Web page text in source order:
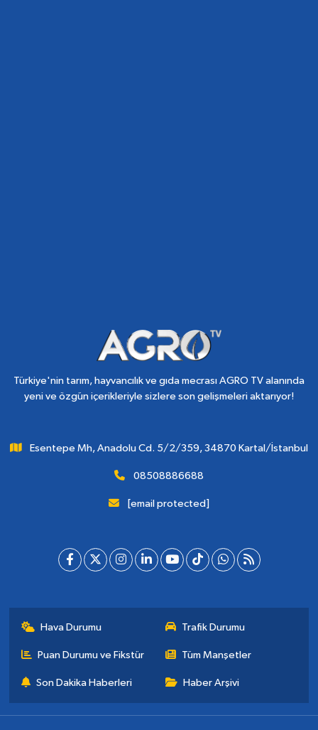
Türkiye'nin tarım, hayvancılık ve gıda mecrası AGRO TV alanında
yeni ve özgün içerikleriyle sizlere son gelişmeleri aktarıyor!
Esentepe Mh, Anadolu Cd. 5/2/359, 34870 Kartal/İstanbul
08508886688
[email protected]
Hava Durumu Trafik Durumu
Puan Durumu ve Fikstür Tüm Manşetler
Son Dakika Haberleri Haber Arşivi